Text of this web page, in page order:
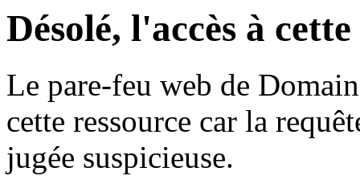
Désolé, l'accès à
Le pare-feu web de
cette ressource car la
jugée suspicieuse.